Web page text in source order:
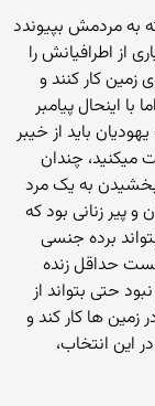
به مردمش بپیوندد
از اطرافیانش را
زمین کار کنند و
با اینحال پیامبر
باید از خیبر
میکنید، چندان
به یک مرد
و پیر زنانی بود که
برده جنسی
حداقل زنده
حتی بتواند از
زمین ها کار کند و
این انتخاب،